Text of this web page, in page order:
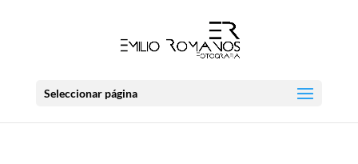
Seleccionar página